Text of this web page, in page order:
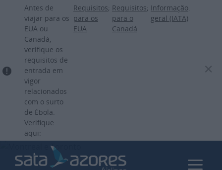
Passar
para
o
Antes de
viajar para os
EUA ou
Canadá,
verifique os
requisitos de
entrada em
vigor
relacionados
com o surto
de Ébola.
Verifique
aqui:
Requisitos
para os
EUA
; Requisitos
para o
Canadá
; Informação
geral (IATA)
.